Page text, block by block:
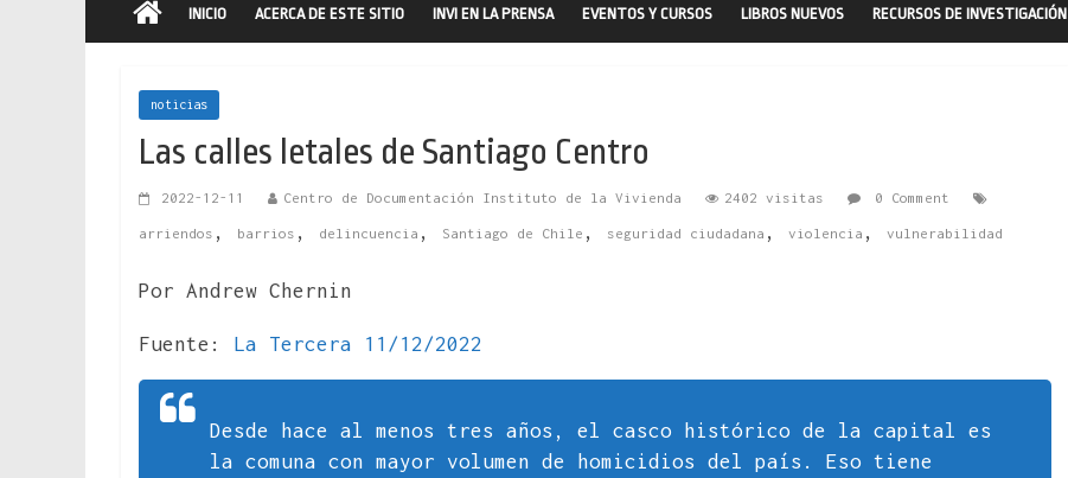
INICIO ACERCA DE ESTE SITIO INVI EN LA PRENSA EVENTOS Y CURSOS LIBROS NUEVOS RECURSOS DE INVESTIGACIÓN
noticias
Las calles letales de Santiago Centro
2022-12-11 Centro de Documentación Instituto de la Vivienda 2402 visitas 0 Comment
arriendos , barrios , delincuencia , Santiago de Chile , seguridad ciudadana , violencia , vulnerabilidad
Por Andrew Chernin
Fuente: La Tercera 11/12/2022
Desde hace al menos tres años, el casco histórico de la capital es
la comuna con mayor volumen de homicidios del país. Eso tiene